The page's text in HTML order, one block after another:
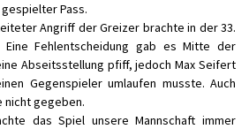
Pass.
Angriff der Greizer brachte in der 33.
Eine Fehlentscheidung gab es Mitte der
Abseitsstellung pfiff, jedoch Max Seifert
Gegenspieler umlaufen musste. Auch
nicht gegeben.
das Spiel unsere Mannschaft immer